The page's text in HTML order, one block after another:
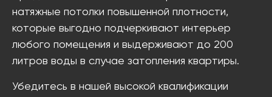
натяжные потолки повышенной плотности,
которые выгодно подчеркивают интерьер
любого помещения и выдерживают до 200
литров воды в случае затопления квартиры.
Убедитесь в нашей высокой квалификации